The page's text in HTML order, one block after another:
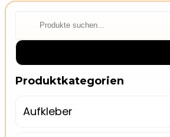
Produktkategorien
Aufkleber